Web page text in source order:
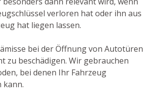
verloren hat oder ihn aus
hat liegen lassen.
bei der Öffnung von Autotüren
zu beschädigen. Wir gebrauchen
bei denen Ihr Fahrzeug
kann.